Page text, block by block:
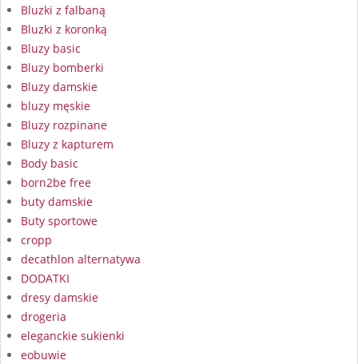
Bluzki z falbaną
Bluzki z koronką
Bluzy basic
Bluzy bomberki
Bluzy damskie
bluzy męskie
Bluzy rozpinane
Bluzy z kapturem
Body basic
born2be free
buty damskie
Buty sportowe
cropp
decathlon alternatywa
DODATKI
dresy damskie
drogeria
eleganckie sukienki
eobuwie